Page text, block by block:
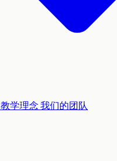
教学理念我们的团队